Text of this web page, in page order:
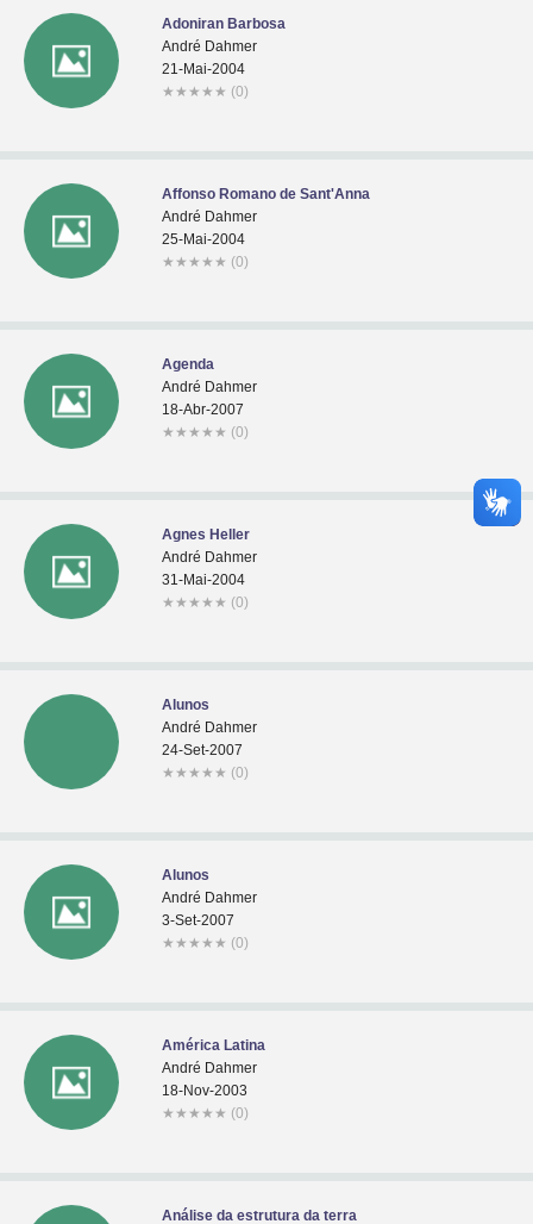
Adoniran Barbosa
André Dahmer
21-Mai-2004
★ ★ ★ ★ ★ (0)
Affonso Romano de Sant'Anna
André Dahmer
25-Mai-2004
★ ★ ★ ★ ★ (0)
Agenda
André Dahmer
18-Abr-2007
★ ★ ★ ★ ★ (0)
Agnes Heller
André Dahmer
31-Mai-2004
★ ★ ★ ★ ★ (0)
Alunos
André Dahmer
24-Set-2007
★ ★ ★ ★ ★ (0)
Alunos
André Dahmer
3-Set-2007
★ ★ ★ ★ ★ (0)
América Latina
André Dahmer
18-Nov-2003
★ ★ ★ ★ ★ (0)
Análise da estrutura da terra